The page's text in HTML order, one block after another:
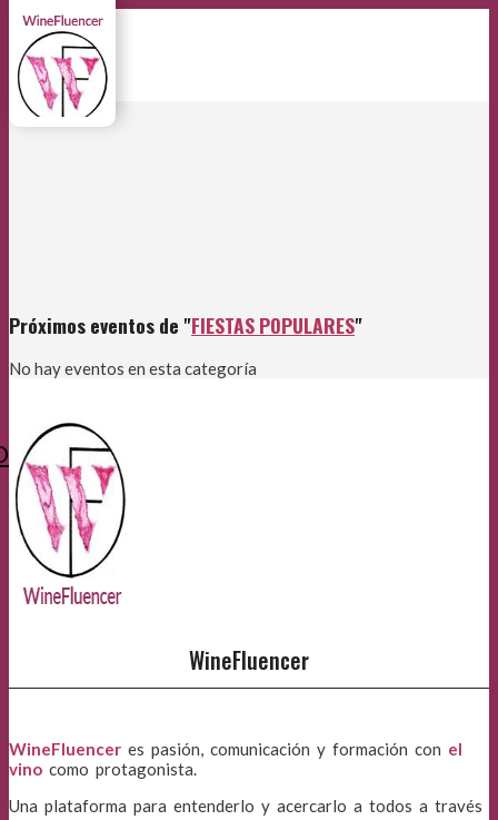
Próximos eventos de "FIESTAS POPULARES"
No hay eventos en esta categoría
WineFluencer
WineFluencer es pasión, comunicación y formación con el
vino como protagonista.
Una plataforma para entenderlo y acercarlo a todos a través